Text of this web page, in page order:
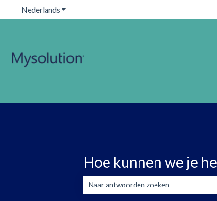
Nederlands Submenu tonen voor vertalingen
Hoe kunnen we je